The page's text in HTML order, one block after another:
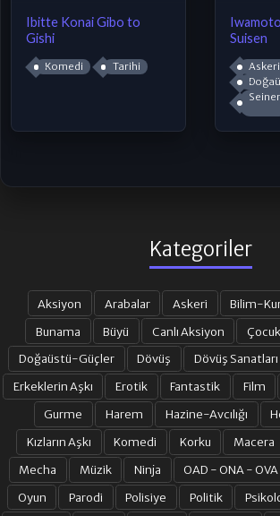
Ibitte Konai Gibo to
Gishi
Komedi Tarihi
Suisen
Askeri
Kategoriler
Aksiyon Arabalar Askeri Bilim-
Bunama
Büyü Canlı Aksiyon
Doğaüstü-Güçler
Dövüş Dövüş Sanatları
Erkeklerin Aşkı
Erotik Fantastik Film
Gurme
Harem Hazine-Avcılığı
Kızların Aşkı
Komedi Korku Macera
Mecha
Müzik Ninja OAD - ONA - OVA
Oyun
Parodi Polisiye Politik